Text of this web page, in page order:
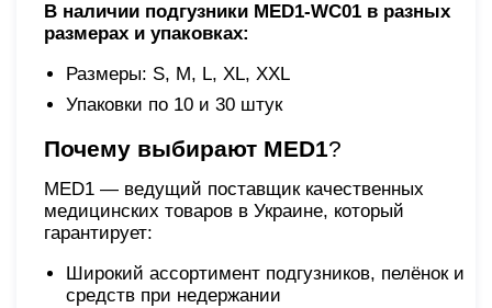
В наличии подгузники MED1-WC01 в разных
размерах и упаковках:
Размеры: S, M, L, XL, ХXL
Упаковки по 10 и 30 штук
Почему выбирают MED1?
MED1 — ведущий поставщик качественных
медицинских товаров в Украине, который
гарантирует:
Широкий ассортимент подгузников, пелёнок и
средств при недержании